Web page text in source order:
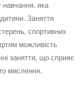
яка
Заняття
спортивних
можливість
заняття, що сприяє
мислення.